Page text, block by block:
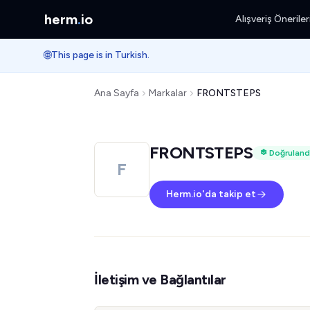
herm.io Alışveriş Önerileri
🌐This page is in Turkish.
Ana Sayfa Markalar FRONTSTEPS
F
FRONTSTEPS
Herm.io'da takip et
İletişim ve Bağlantılar